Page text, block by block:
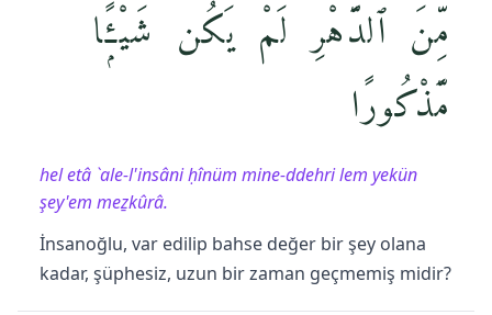
مِّنَ ٱلدَّهْرِ لَمْ يَكُن شَيْـًۭٔا
مَّذْكُورًا
hel etâ `ale-l'insâni ḥînüm mine-ddehri lem yekün
şey'em meẕkûrâ.
İnsanoğlu, var edilip bahse değer bir şey olana
kadar, şüphesiz, uzun bir zaman geçmemiş midir?